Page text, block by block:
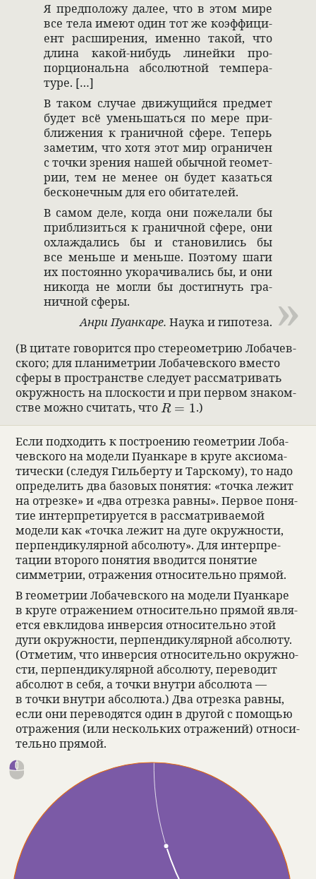
Я предпо­ложу далее, что в этом мире
все тела имеют один тот же коэффици­
ент расши­ре­ния, именно такой, что
длина какой-нибудь линейки про­
порци­о­нальна абсо­лют­ной темпе­ра­
туре. […]
В таком слу­чае движущийся пред­мет
будет всё уменьшаться по мере при­
ближе­ния к гра­нич­ной сфере. Теперь
заме­тим, что хотя этот мир огра­ни­чен
с точки зре­ния нашей обыч­ной геомет­
рии, тем не менее он будет казаться
бес­ко­неч­ным для его оби­та­те­лей.
В самом деле, когда они поже­лали бы
при­бли­зиться к гра­нич­ной сфере, они
охла­жда­лись бы и ста­но­ви­лись бы
все меньше и меньше. Поэтому шаги
их посто­янно уко­ра­чи­ва­лись бы, и они
никогда не могли бы достиг­нуть гра­
нич­ной сферы.
Анри Пуан­каре. Наука и гипо­теза.
(В цитате гово­рится про сте­реомет­рию Лоба­чев­
ского; для пла­нимет­рии Лоба­чев­ского вме­сто
сферы в про­стран­стве сле­дует рас­смат­ри­вать
окруж­ность на плос­ко­сти и при пер­вом зна­ком­
стве можно счи­тать, что R=1
R = 1.)
Если под­хо­дить к постро­е­нию геомет­рии Лоба­
чев­ского на модели Пуан­каре в круге акси­о­ма­
ти­че­ски (сле­дуя Гиль­берту и Тар­скому), то надо
опре­де­лить два базо­вых поня­тия: «точка лежит
на отрезке» и «два отрезка равны». Пер­вое поня­
тие интер­пре­ти­ру­ется в рас­смат­ри­ва­емой
модели как «точка лежит на дуге окруж­но­сти,
перпен­ди­ку­ляр­ной абсо­люту». Для интер­пре­
тации вто­рого поня­тия вво­дится поня­тие
симмет­рии, отраже­ния отно­си­тельно прямой.
В геомет­рии Лоба­чев­ского на модели Пуан­каре
в круге отраже­нием отно­си­тельно прямой явля­
ется евкли­дова инвер­сия отно­си­тельно этой
дуги окруж­но­сти, перпен­ди­ку­ляр­ной абсо­люту.
(Отме­тим, что инвер­сия отно­си­тельно окруж­но­
сти, перпен­ди­ку­ляр­ной абсо­люту, пере­во­дит
абсо­лют в себя, а точки внутри абсо­люта —
в точки внутри абсо­люта.) Два отрезка равны,
если они пере­во­дятся один в дру­гой с помощью
отраже­ния (или нескольких отраже­ний) отно­си­
тельно прямой.